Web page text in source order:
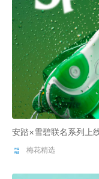
安踏×雪碧联名系列上
梅花精选